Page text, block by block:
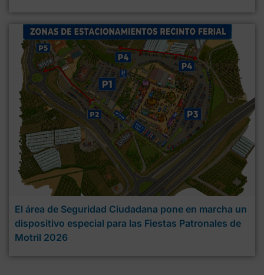
El área de Seguridad Ciudadana pone en marcha un
dispositivo especial para las Fiestas Patronales de
Motril 2026